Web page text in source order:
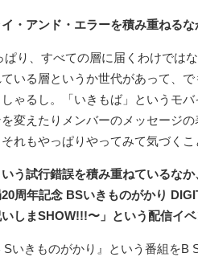
・アンド・エラーを積み重ねるな
ぱり、すべての層に届くわけでは
いる層というか世代があって、
しゃるし。「いきもば」というモ
変えたりメンバーのメッセージ
れもやっぱりやってみて気づくこ
う試行錯誤を積み重ねているなか
周年記念 BSいきものがかり
しまSHOW!!!〜」という配信イベ
Sいきものがかり』という番組をB